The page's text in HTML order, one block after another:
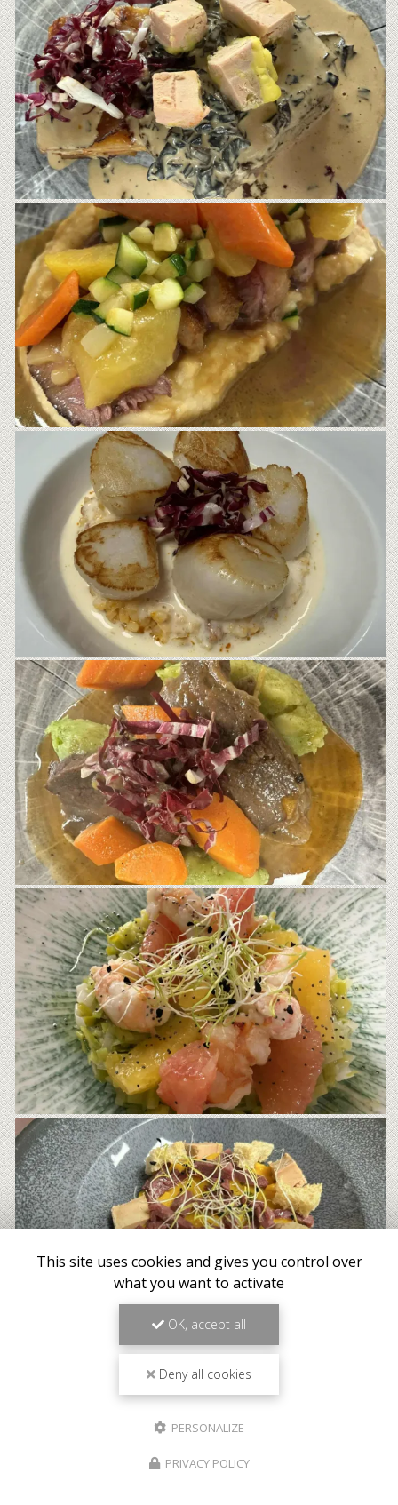
This site uses cookies and gives you control over
what you want to activate
OK, accept all
Deny all cookies
PERSONALIZE
PRIVACY POLICY